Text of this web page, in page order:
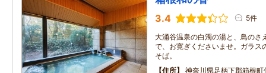
3.4 5件
大涌谷温泉の白濁の湯と、鳥のさ
で、お寛ぎくださいませ。ガラス
そば。
住所
神奈川県足柄下郡箱根